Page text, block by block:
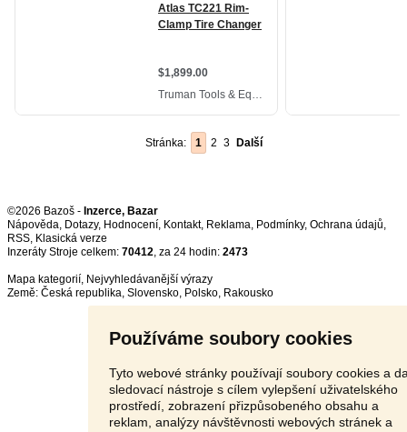
Používáme soubory cookies
Tyto webové stránky používají soubory cookies a
sledovací nástroje s cílem vylepšení uživatelského
prostředí, zobrazení přizpůsobeného obsahu a
reklam, analýzy návštěvnosti webových stránek a
Stránka: 1 2 3 Další
©2026 Bazoš - Inzerce, Bazar
Nápověda, Dotazy, Hodnocení, Kontakt, Reklama, Podmínky, Ochrana údajů,
RSS,
Inzeráty Stroje celkem: 70412, za 24 hodin: 2473
Mapa kategorií, Nejvyhledávanější výrazy
Země: Česká republika, Slovensko, Polsko, Rakousko